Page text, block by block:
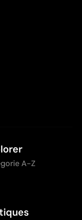
A-Z